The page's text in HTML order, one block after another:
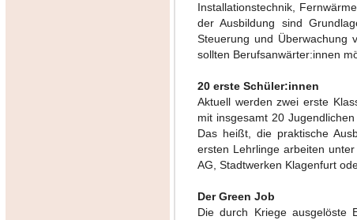
Installationstechnik,
der Ausbildung sind
Steuerung und Überwachung
sollten Berufsanwärter:innen
20 erste Schüler:innen
Aktuell werden zwei erste
mit insgesamt 20
Das heißt, die praktische
ersten Lehrlinge arbeiten
AG, Stadtwerken Klagenfurt
Der Green Job
Die durch Kriege ausgelöste